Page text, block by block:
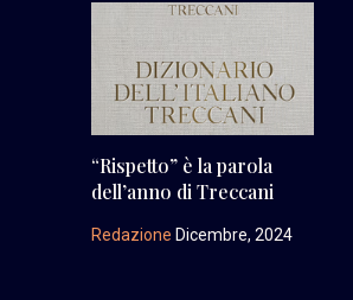
“Rispetto” è la parola
dell’anno di Treccani
Redazione Dicembre, 2024